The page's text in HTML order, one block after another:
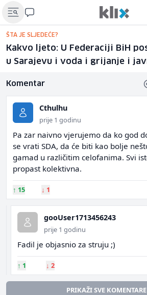
ŠTA JE SLJEDEĆE?
Kakvo ljeto: U Federaciji BiH
u Sarajevu i voda i grijanje i
Komentar
Cthulhu
prije 1 godinu
Pa zar naivno vjerujemo da ko god
se vrati SDA, da će biti kao bolje
gamad u različitim celofanima. Svi
propast kolektivna.
↑ 15 ↓ 1
gooUser1713456243
prije 1 godinu
Fadil je objasnio za struju ;)
↑ 1 ↓ 2
PRIKAŽI SVE